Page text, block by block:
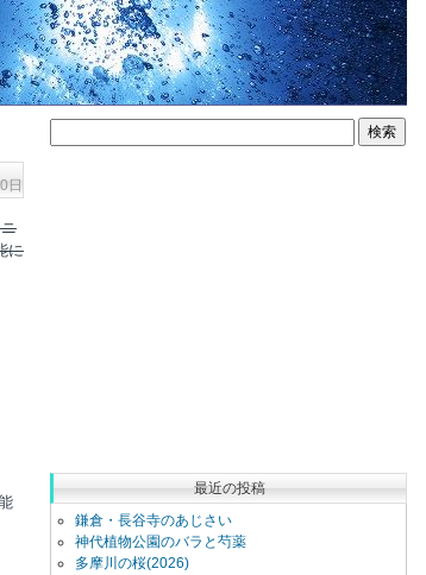
日
に
最近の投稿
鎌倉・長谷寺のあじさい
神代植物公園のバラと芍薬
多摩川の桜(2026)